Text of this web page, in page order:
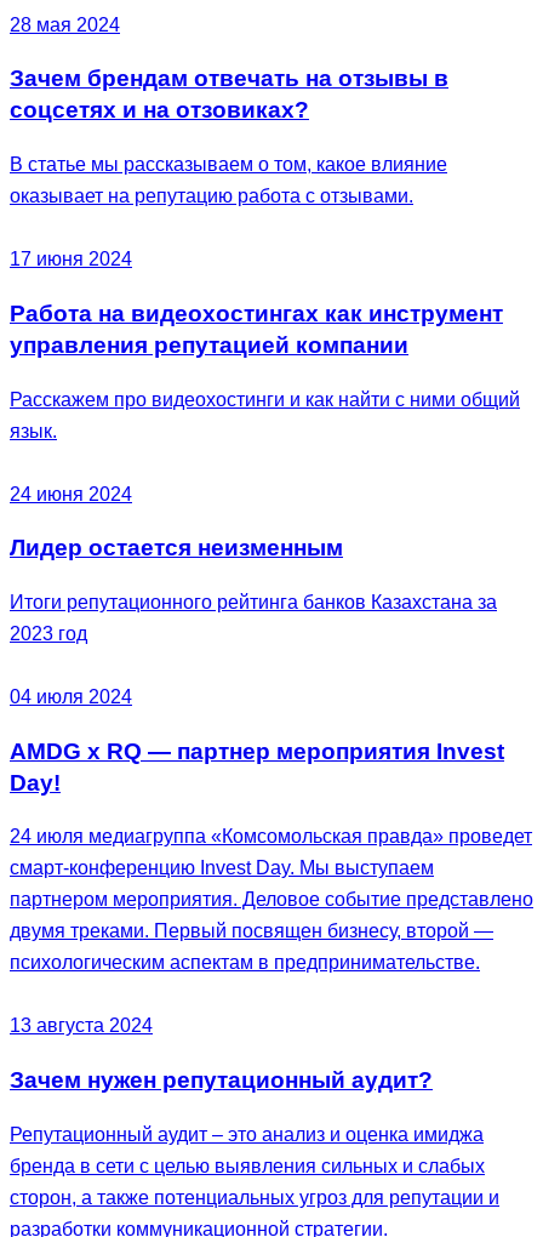
28 мая 2024
Зачем брендам отвечать на отзывы в
соцсетях и на отзовиках?
В статье мы рассказываем о том, какое влияние
оказывает на репутацию работа с отзывами.
17 июня 2024
Работа на видеохостингах как инструмент
управления репутацией компании
Расскажем про видеохостинги и как найти с ними общий
язык.
24 июня 2024
Лидер остается неизменным
Итоги репутационного рейтинга банков Казахстана за
2023 год
04 июля 2024
AMDG x RQ — партнер мероприятия Invest
Day!
24 июля медиагруппа «Комсомольская правда» проведет
смарт-конференцию Invest Day. Мы выступаем
партнером мероприятия. Деловое событие представлено
двумя треками. Первый посвящен бизнесу, второй —
психологическим аспектам в предпринимательстве.
13 августа 2024
Зачем нужен репутационный аудит?
Репутационный аудит – это анализ и оценка имиджа
бренда в сети с целью выявления сильных и слабых
сторон, а также потенциальных угроз для репутации и
разработки коммуникационной стратегии.